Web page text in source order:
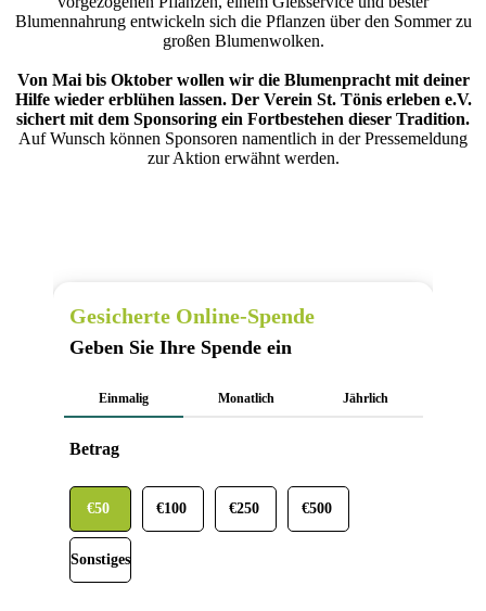
Blumennahrung entwickeln sich die Pflanzen über den Sommer zu
großen Blumenwolken.
Von Mai bis Oktober wollen wir die Blumenpracht mit deiner
Hilfe wieder erblühen lassen. Der Verein St. Tönis erleben e.V.
sichert mit dem Sponsoring ein Fortbestehen dieser Tradition.
Auf Wunsch können Sponsoren namentlich in der Pressemeldung
zur Aktion erwähnt werden.